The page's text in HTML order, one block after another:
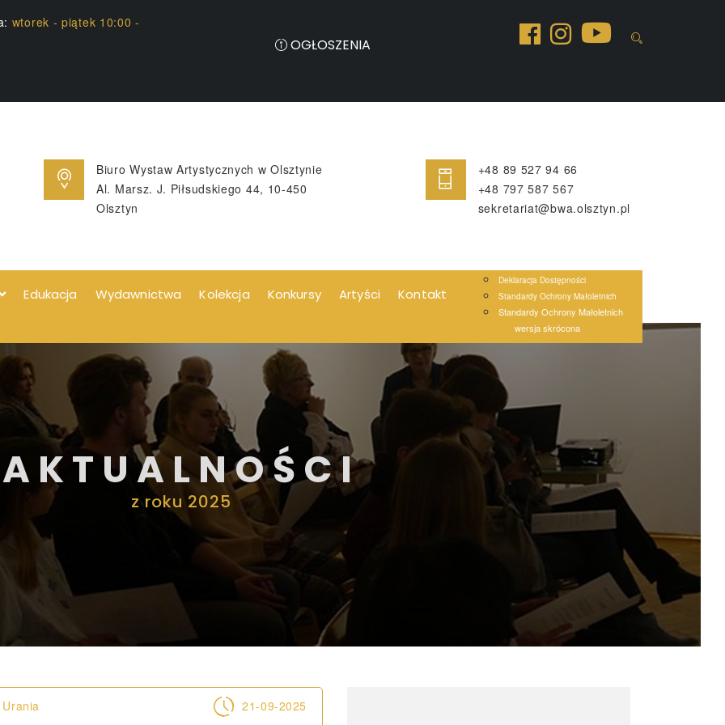
wtorek - piątek 10:00 -
OGŁOSZENIA
Biuro Wystaw Artystycznych w Olsztynie
Al. Marsz. J. Piłsudskiego 44, 10-450
Olsztyn
+48 89 527 94 66
+48 797 587 567
sekretariat@bwa.olsztyn.pl
Edukacja Wydawnictwa Kolekcja Konkursy Artyści Kontakt
Deklaracja Dostępności
Standardy Ochrony Małoletnich
Standardy Ochrony Małoletnich
wersja skrócona
AKTUALNOŚCI
z roku 2025
21-09-2025